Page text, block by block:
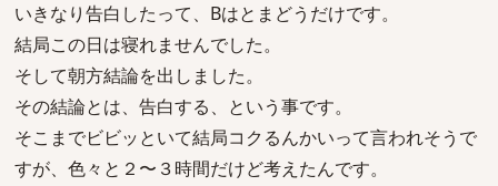
いきなり告白したって、Bはとまどうだけです。
結局この日は寝れませんでした。
そして朝方結論を出しました。
その結論とは、告白する、という事です。
そこまでビビッといて結局コクるんかいって言われそうで
すが、色々と２〜３時間だけど考えたんです。